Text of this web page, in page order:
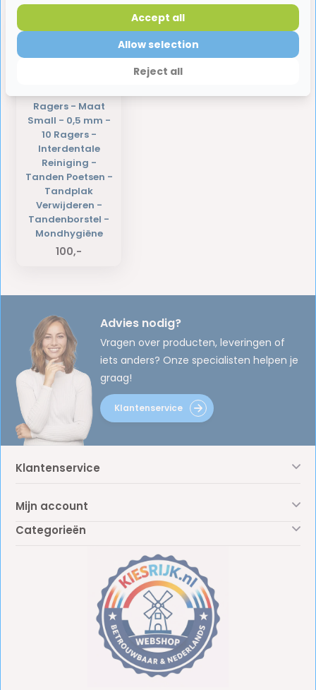
Ragers - Maat
Small - 0,5 mm -
10 Ragers -
Interdentale
Reiniging -
Tanden Poetsen -
Tandplak
Verwijderen -
Tandenborstel -
Mondhygiëne
100,-
Advies nodig?
Vragen over producten, leveringen of
iets anders? Onze specialisten helpen je
graag!
Klantenservice
Klantenservice
Mijn account
Categorieën
Reject all
Allow selection
Accept all